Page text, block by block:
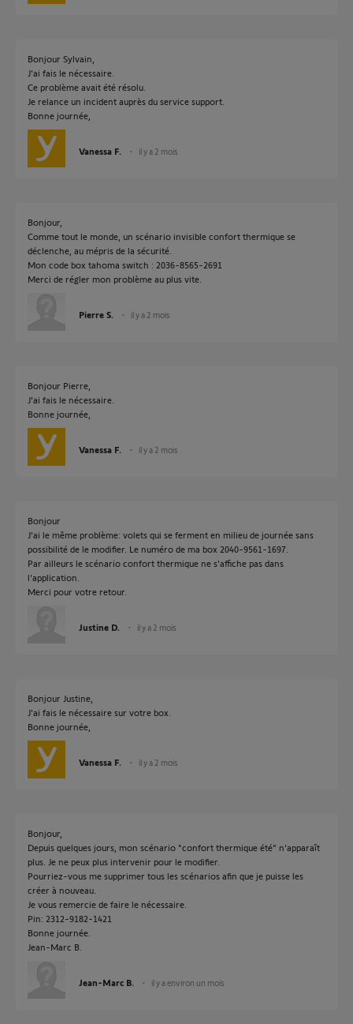
Bonjour Sylvain,
J'ai fais le nécessaire.
Ce problème avait été résolu.
Je relance un incident auprès du service support.
Bonne journée,
Vanessa F. il y a 2 mois
Bonjour,
Comme tout le monde, un scénario invisible confort thermique se
déclenche, au mépris de la sécurité.
Mon code box tahoma switch : 2036-8565-2691
Merci de régler mon problème au plus vite.
Pierre S. il y a 2 mois
Bonjour Pierre,
J'ai fais le nécessaire.
Bonne journée,
Vanessa F. il y a 2 mois
Bonjour
J'ai le même problème: volets qui se ferment en milieu de journée sans
possibilité de le modifier. Le numéro de ma box 2040-9561-1697.
Par ailleurs le scénario confort thermique ne s'affiche pas dans
l'application.
Merci pour votre retour.
Justine D. il y a 2 mois
Bonjour Justine,
J'ai fais le nécessaire sur votre box.
Bonne journée,
Vanessa F. il y a 2 mois
Bonjour,
Depuis quelques jours, mon scénario "confort thermique été" n'apparaît
plus. Je ne peux plus intervenir pour le modifier.
Pourriez-vous me supprimer tous les scénarios afin que je puisse les
créer à nouveau.
Je vous remercie de faire le nécessaire.
Pin: 2312-9182-1421
Bonne journée.
Jean-Marc B.
Jean-Marc B. il y a environ un mois